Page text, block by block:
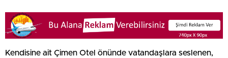
Kendisine ait Çimen Otel önünde vatandaşlara seslenen,